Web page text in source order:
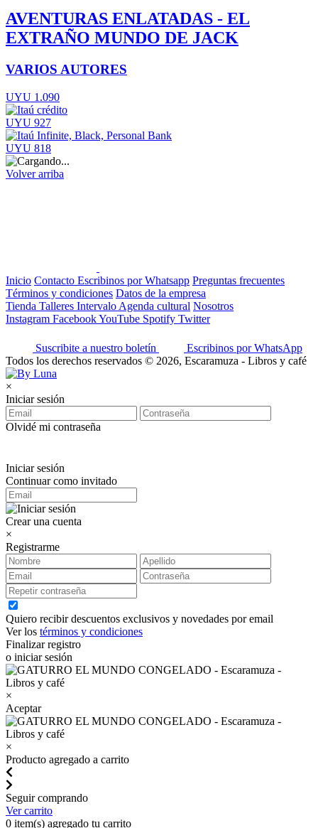
AVENTURAS ENLATADAS - EL
EXTRAÑO MUNDO DE JACK
VARIOS AUTORES
UYU 1.090
UYU 927
UYU 818
Volver arriba
Inicio Contacto Escribinos por Whatsapp Preguntas frecuentes
Términos y condiciones Datos de la empresa
Tienda Talleres Intervalo Agenda cultural Nosotros
Instagram FacebookYouTube Spotify Twitter
Suscribite a nuestro boletín
Escribinos por WhatsApp
Todos los derechos reservados © 2026, Escaramuza - Libros y café
×
Iniciar sesión
Olvidé mi contraseña
Iniciar sesión
Continuar como invitado
Crear una cuenta
×
Registrarme
Quiero recibir descuentos exclusivos y novedades por email
Ver los términos y condiciones
Finalizar registro
o iniciar sesión
×
Aceptar
×
Producto agregado a carrito
Seguir comprando
Ver carrito
0 item(s) agregado tu carrito